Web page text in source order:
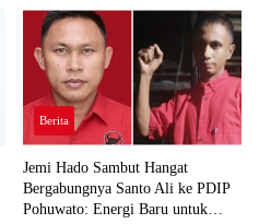
Berita
Jemi Hado Sambut Hangat
Bergabungnya Santo Ali ke PDIP
Pohuwato: Energi Baru untuk